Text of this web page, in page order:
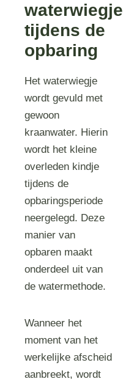
waterwiegje
tijdens de
opbaring
Het waterwiegje
wordt gevuld met
gewoon
kraanwater. Hierin
wordt het kleine
overleden kindje
tijdens de
opbaringsperiode
neergelegd. Deze
manier van
opbaren maakt
onderdeel uit van
de watermethode.
Wanneer het
moment van het
werkelijke afscheid
aanbreekt, wordt